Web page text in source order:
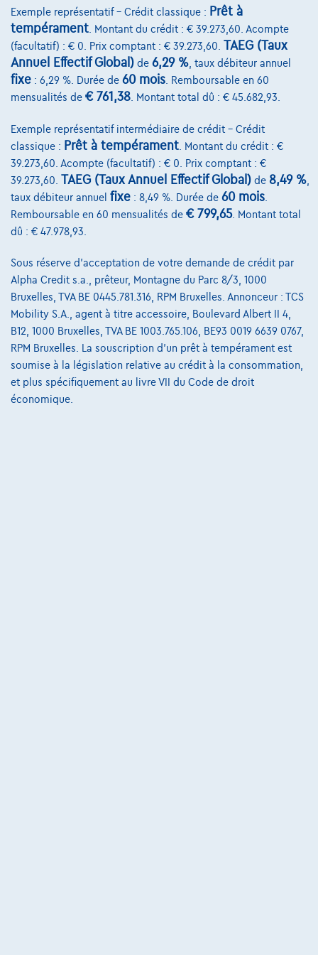
Skoda Fabia
Family | 1.0 TSI 115cv | Carplay | Camera | Virtual Cockpit | Sièges Av.
01/2026
7.408 km Essence Automatique 85 kW ( 116 CV )
€22.990 1 ✓ TVA déductible
€354,65/mois
et une dernière mensualité de
€7.251,65
Découvrez l’exemple chiffré complet
Exemple représentatif – Crédit classique : Prêt à
tempérament . Montant du crédit : € 39.273,60. Acompte
(facultatif) : € 0. Prix comptant : € 39.273,60. TAEG (Taux
Annuel Effectif Global) de 6,29 % , taux débiteur annuel
fixe : 6,29 %. Durée de 60 mois . Remboursable en 60
mensualités de € 761,38 . Montant total dû : € 45.682,93.
Exemple représentatif intermédiaire de crédit – Crédit
classique : Prêt à tempérament . Montant du crédit : €
39.273,60. Acompte (facultatif) : € 0. Prix comptant : €
39.273,60. TAEG (Taux Annuel Effectif Global) de 8,49 %
taux débiteur annuel fixe : 8,49 %. Durée de 60 mois
Remboursable en 60 mensualités de € 799,65. Montant total
dû : € 47.978,93.
Sous réserve d'acceptation de votre demande de crédit par
Alpha Credit s.a., prêteur, Montagne du Parc 8/3, 1000
Bruxelles, TVA BE 0445.781.316, RPM Bruxelles. Annonceur : TCS
Mobility S.A., agent à titre accessoire, Boulevard Albert II 4,
B12, 1000 Bruxelles, TVA BE 1003.765.106, BE93 0019 6639 0767,
RPM Bruxelles. La souscription d'un prêt à tempérament est
soumise à la législation relative au crédit à la consommation,
et plus spécifiquement au livre VII du Code de droit
économique.